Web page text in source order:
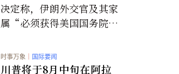
决定称，伊朗外交官及其家
属“必须获得美国国务院的
式保留美国任何批发俱乐部
商店的会员资格，包括但不
时事万象 ｜ 国际要闻
川普将于8月中旬在阿拉